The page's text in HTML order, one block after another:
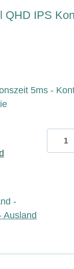
QHD IPS
5ms -
-
Ausland